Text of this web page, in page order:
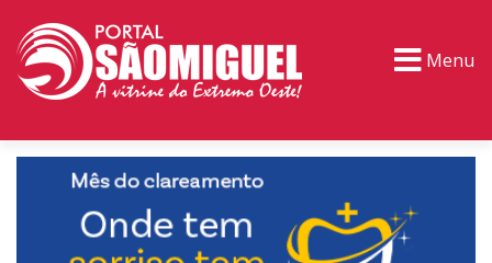
Menu
PORTAL TV EVENTOS CLASSIFICADOS